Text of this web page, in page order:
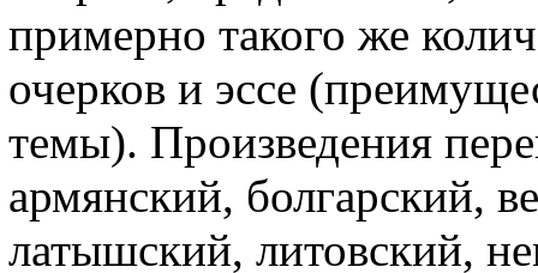
примерно такого же
очерков и эссе
темы). Произведения
армянский, болгарский,
латышский, литовский,